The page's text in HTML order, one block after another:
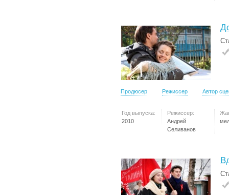
Продюсер Режиссер Автор
Год выпуска:
2010
Режиссер:
Андрей
Селиванов